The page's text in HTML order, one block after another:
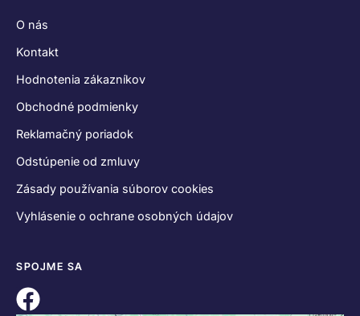
O nás
Kontakt
Hodnotenia zákazníkov
Obchodné podmienky
Reklamačný poriadok
Odstúpenie od zmluvy
Zásady používania súborov cookies
Vyhlásenie o ochrane osobných údajov
SPOJME SA